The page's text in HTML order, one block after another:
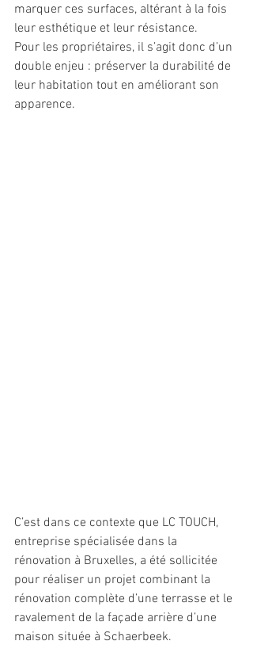
marquer ces surfaces, altérant à la fois
leur esthétique et leur résistance.
Pour les propriétaires, il s’agit donc d’un
double enjeu : préserver la durabilité de
leur habitation tout en améliorant son
apparence.
C’est dans ce contexte que LC TOUCH,
entreprise spécialisée dans la
rénovation à Bruxelles, a été sollicitée
pour réaliser un projet combinant la
rénovation complète d’une terrasse et le
ravalement de la façade arrière d’une
maison située à Schaerbeek.